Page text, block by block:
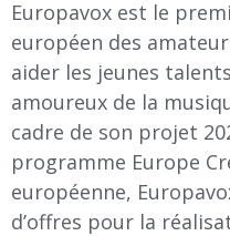
Europavox est le
européen des
aider les jeunes
amoureux de la
cadre de son projet
programme Europe
européenne,
d’offres pour la